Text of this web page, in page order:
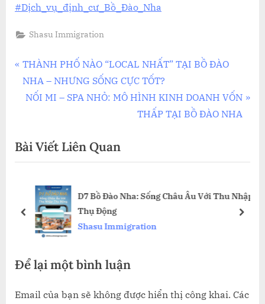
#Dịch_vụ_định_cư_Bồ_Đào_Nha
Shasu Immigration
Điều
hướng
viết
P
r
e
o
u
o
:
THÀNH PHỐ NÀO “LOCAL NHẤT” TẠI BỒ ĐÀO
NHA – NHƯNG SỐNG CỰC TỐT?
N
t
P
t
NỐI MI – SPA NHỎ: MÔ HÌNH KINH DOANH VỐN
THẤP TẠI BỒ ĐÀO NHA
Bài Viết Liên Quan
D7 Bồ Đào Nha: Sống Châu Âu Với Thu Nhập
Thụ Động
Shasu Immigration
prev next
Để lại một bình luận
Email của bạn sẽ không được hiển thị công khai. Các